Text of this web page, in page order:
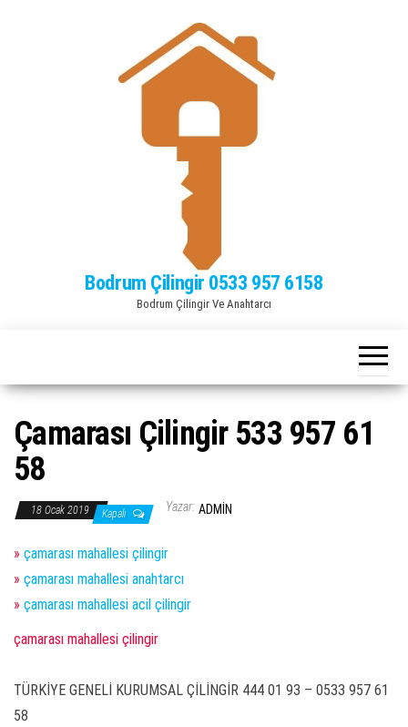
Bodrum Çilingir 0533 957 6158
Bodrum Çilingir Ve Anahtarcı
Çamarası Çilingir 533 957 61
58
18 Ocak 2019 Kapalı Yazar: ADMIN
» çamarası mahallesi çilingir
» çamarası mahallesi anahtarcı
» çamarası mahallesi acil çilingir
çamarası mahallesi çilingir
TÜRKİYE GENELİ KURUMSAL ÇİLİNGİR 444 01 93 – 0533 957 61
58